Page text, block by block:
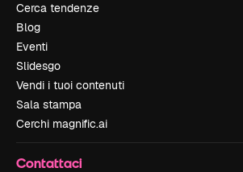
Cerca tendenze
Blog
Eventi
Slidesgo
Vendi i tuoi contenuti
Sala stampa
Cerchi magnific.ai
Contattaci